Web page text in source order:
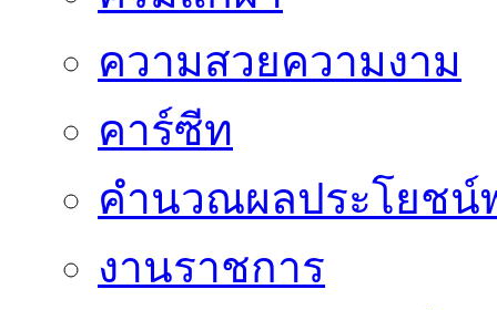
ความสวยความงาม
คาร์ซีท
คำนวณผลประโยชน์
งานราชการ